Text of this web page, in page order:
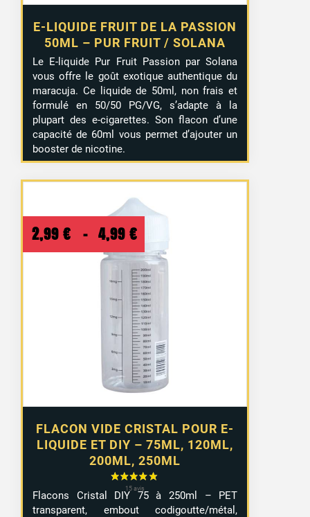
E-LIQUIDE FRUIT DE LA PASSION
50ML – PUR FRUIT / SOLANA
Le E-liquide Pur Fruit Passion par Solana
vous offre le goût exotique authentique du
maracuja. Ce liquide de 50ml, non frais et
formulé en 50/50 PG/VG, s’adapte à la
plupart des e-cigarettes. Son flacon d’une
capacité de 60ml vous permet d’ajouter un
booster de nicotine.
FLACON VIDE CRISTAL POUR E-
LIQUIDE ET DIY – 75ML, 120ML,
200ML, 250ML
2,99 € – 4,99 €
de
prix :
2,99 €
à
4,99 €
Flacons Cristal DIY 75 à 250ml – PET
transparent, embout codigoutte/métal,